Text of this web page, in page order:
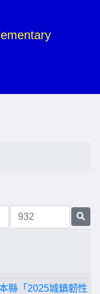
縣「2025城鎮韌性（